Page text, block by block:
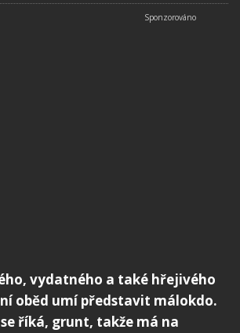
vydatného a také hřejivého
oběd umí představit málokdo.
říká, grunt, takže má na